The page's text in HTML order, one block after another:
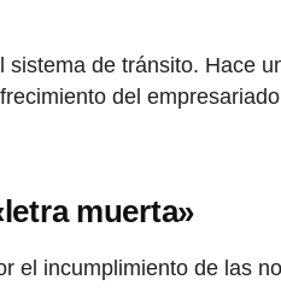
de tránsito. Hace
del
muerta»
el incumplimiento de las